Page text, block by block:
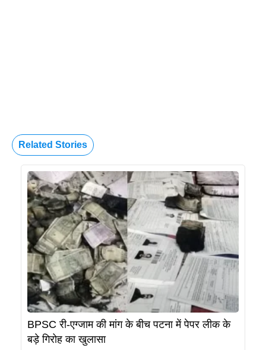
Related Stories
BPSC री-एग्जाम की मांग के बीच पटना में पेपर लीक के
बड़े गिरोह का खुलासा